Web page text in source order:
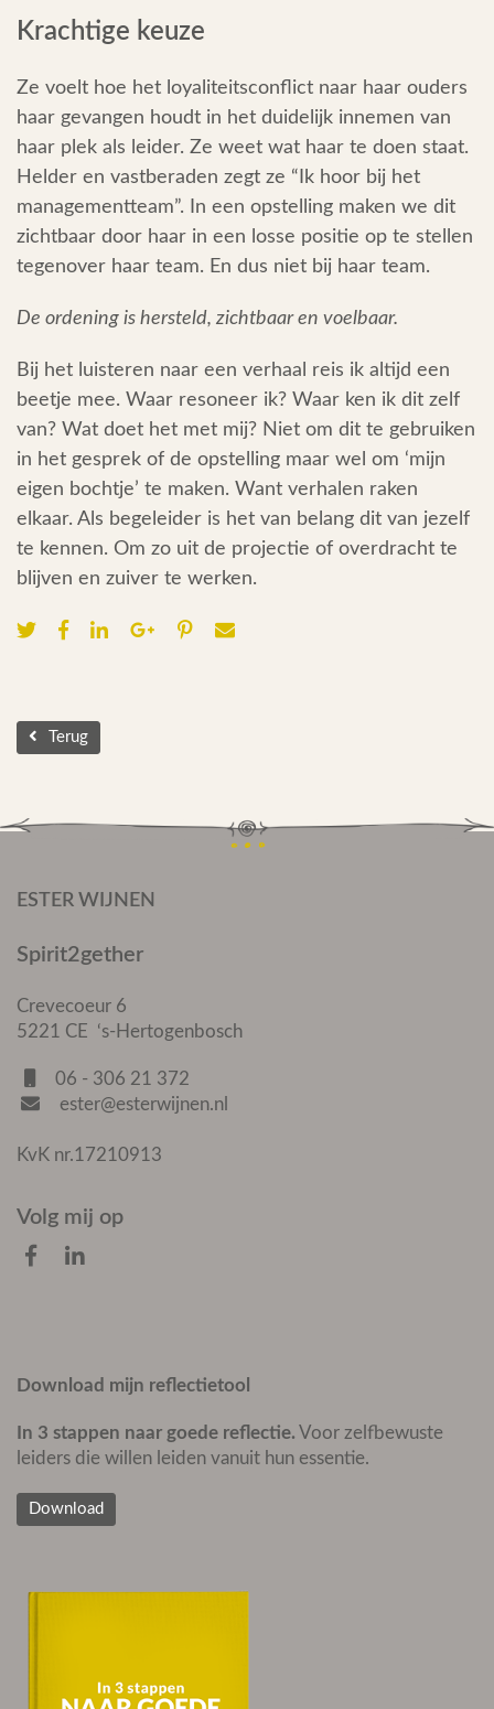
Krachtige keuze
Ze voelt hoe het loyaliteitsconflict naar haar ouders
haar gevangen houdt in het duidelijk innemen van
haar plek als leider. Ze weet wat haar te doen staat.
Helder en vastberaden zegt ze “Ik hoor bij het
managementteam”. In een opstelling maken we dit
zichtbaar door haar in een losse positie op te stellen
tegenover haar team. En dus niet bij haar team.
De ordening is hersteld, zichtbaar en voelbaar.
Bij het luisteren naar een verhaal reis ik altijd een
beetje mee. Waar resoneer ik? Waar ken ik dit zelf
van? Wat doet het met mij? Niet om dit te gebruiken
in het gesprek of de opstelling maar wel om ‘mijn
eigen bochtje’ te maken. Want verhalen raken
elkaar. Als begeleider is het van belang dit van jezelf
te kennen. Om zo uit de projectie of overdracht te
blijven en zuiver te werken.
Terug
ESTER WIJNEN
Spirit2gether
Crevecoeur 6
5221 CE ‘s-Hertogenbosch
06 - 306 21 372
ester@esterwijnen.nl
KvK nr.17210913
Volg mij op
Download mijn reflectietool
In 3 stappen naar goede reflectie. Voor zelfbewuste
leiders die willen leiden vanuit hun essentie.
Download